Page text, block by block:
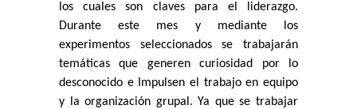
los cuales son claves para el liderazgo.
Durante este mes y mediante los
experimentos seleccionados se trabajarán
temáticas que generen curiosidad por lo
desconocido e Impulsen el trabajo en equipo
y la organización grupal. Ya que se trabajar